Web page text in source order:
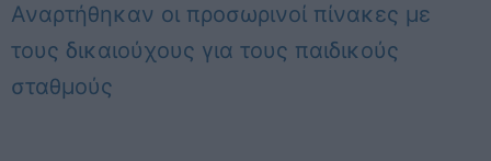
Αναρτήθηκαν οι προσωρινοί πίνακες με
τους δικαιούχους για τους παιδικούς
σταθμούς